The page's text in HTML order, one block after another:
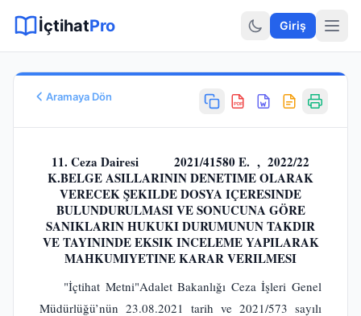
Hukuki Araçlar
İçtihatPro Giriş
Aramaya Dön
PDF
2021/41580
Karar No
2022/22
Karar Tarihi
10.01.2022
Karar Sonucu
Hukuk Alanı
Ceza Hukuku - Dolandırıcılık
11. Ceza Dairesi 2021/41580 E. , 2022/22
K.BELGE ASILLARININ DENETIME OLARAK
VERECEK ŞEKILDE DOSYA IÇERESINDE
BULUNDURULMASI VE SONUCUNA GÖRE
SANIKLARIN HUKUKI DURUMUNUN TAKDIR
VE TAYININDE EKSIK INCELEME YAPILARAK
MAHKUMIYETINE KARAR VERILMESI
"İçtihat Metni"Adalet Bakanlığı Ceza İşleri Genel
Müdürlüğü’nün 23.08.2021 tarih ve 2021/573 sayılı